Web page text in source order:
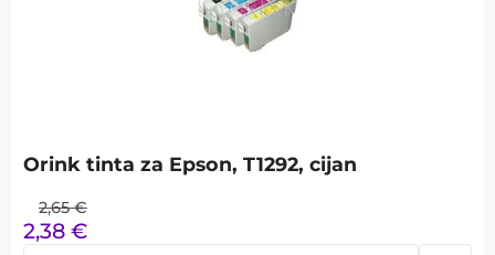
Orink tinta za Epson, T1292, cijan
2,65 €
2,38 €